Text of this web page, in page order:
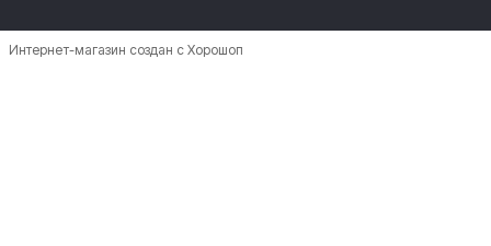
Интернет-магазин создан с Хорошоп